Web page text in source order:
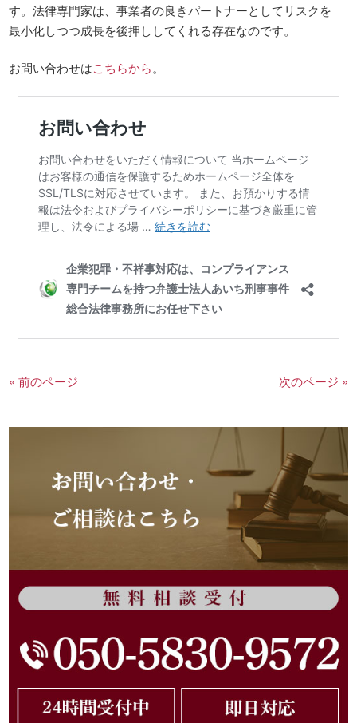
す。法律専門家は、事業者の良きパートナーとしてリスクを
最小化しつつ成長を後押ししてくれる存在なのです。
お問い合わせはこちらから。
« 前のページ 次のページ »